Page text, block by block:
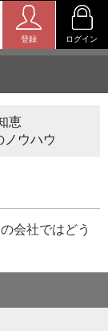
登録 ログイン
恵
ノウハウ
会社ではどう